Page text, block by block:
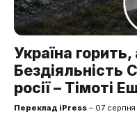
Україна
Бездіяльність
росії – Тімоті Еш
Переклад iPress – 07